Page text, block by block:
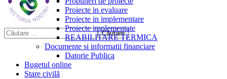
Proiecte in evaluare
Proiecte in implementare
Proiecte implementate
REABILITARE TERMICA
Documente si informatii financiare
Datorie Publica
Bugetul online
Stare civilă